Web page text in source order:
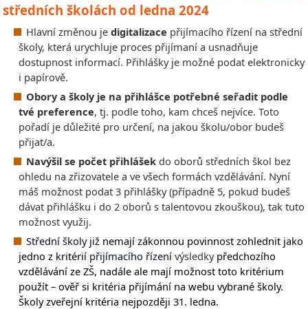
středních školách od ledna 2024
Hlavní změnou je digitalizace přijímacího řízení na střední
školy, která urychluje proces přijímaní a usnadňuje
dostupnost informací. Přihlášky je možné podat elektronicky
i papírově.
Obory a školy je na přihlášce potřebné seřadit podle
tvé preference, tj. podle toho, kam chceš nejvíce. Toto
pořadí je důležité pro určení, na jakou školu/obor budeš
přijat/a.
Navýšil se počet přihlášek do oborů středních škol bez
ohledu na zřizovatele a ve všech formách vzdělávání. Nyní
máš možnost podat 3 přihlášky (případně 5, pokud budeš
dávat přihlášku i do 2 oborů s talentovou zkouškou), tak tuto
možnost využij.
Střední školy již nemají zákonnou povinnost zohlednit jako
jedno z kritérií přijímacího řízení výsledky předchozího
vzdělávání ze ZŠ, nadále ale mají možnost toto kritérium
použít – ověř si kritéria přijímání na webu vybrané školy.
Školy zveřejní kritéria nejpozději 31. ledna.